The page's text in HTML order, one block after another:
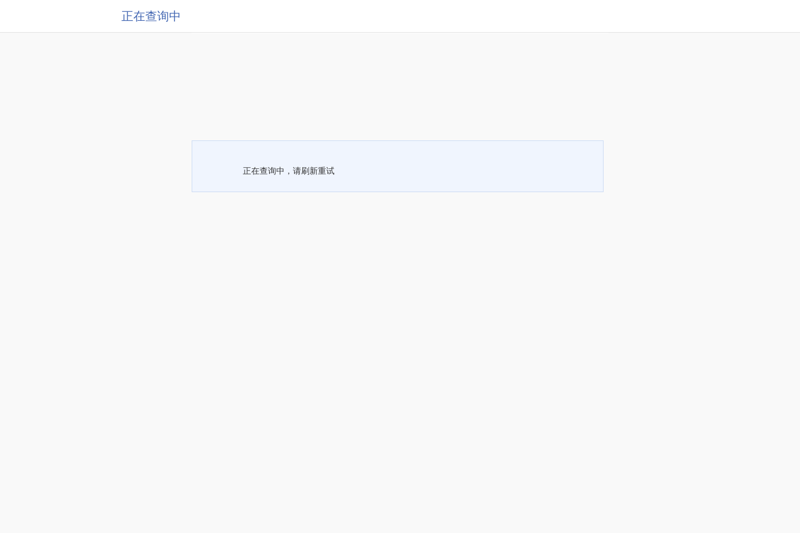
正在查询中
正在查询中，请刷新重试